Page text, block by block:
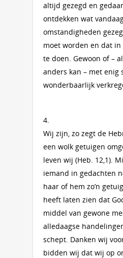
altijd gezegd en
ontdekken wat
omstandigheden
moet worden en dat in
te doen. Gewoon of –
anders kan – met enig
wonderbaarlijk
4.
Wij zijn, zo zegt de
een wolk getuigen
leven wij (Heb. 12,1).
iemand in gedachten
haar of hem zo’n
heeft laten zien dat
middel van gewone
alledaagse
schept. Danken wij
bidden wij dat wij op